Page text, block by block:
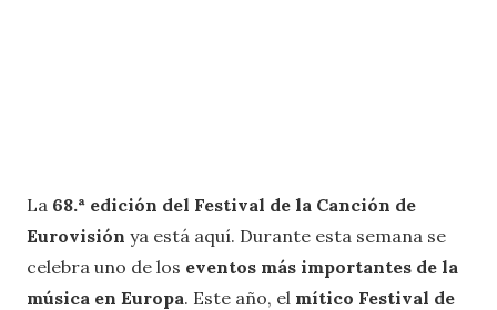
La 68.ª edición del Festival de la Canción de
Eurovisión ya está aquí. Durante esta semana se
celebra uno de los eventos más importantes de la
música en Europa. Este año, el mítico Festival de